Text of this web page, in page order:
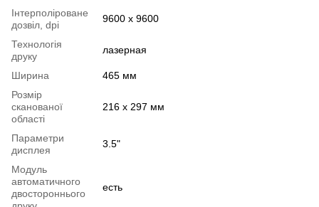
Інтерполіроване
дозвіл, dpi
9600 x 9600
Технологія
друку
лазерная
Ширина
465 мм
Розмір
сканованої
області
216 x 297 мм
Параметри
дисплея
3.5"
Модуль
автоматичного
двостороннього
есть